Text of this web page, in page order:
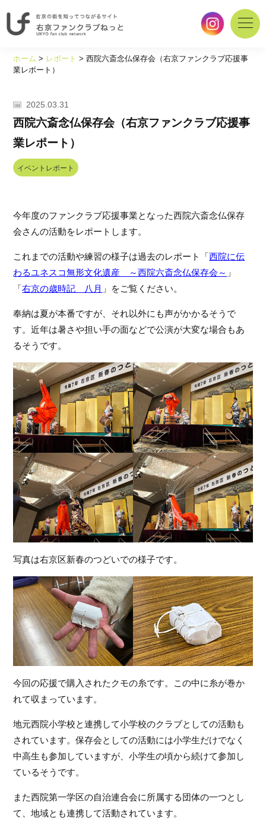
の
知
っ
つ
が
｜
京
フ
ク
ラ
ブ
っ
ホーム > レポート >西院六斎念仏保存会（右京ファンクラブ応援事
業レポート）
2025.03.31
西院六斎念仏保存会（右京ファンクラブ応援事
業レポート）
イベントレポート
今年度のファンクラブ応援事業となった西院六斎念仏保存
会さんの活動をレポートします。
これまでの活動や練習の様子は過去のレポート「西院に伝
わるユネスコ無形文化遺産　～西院六斎念仏保存会～ 」
「右京の歳時記　八月 」をご覧ください。
奉納は夏が本番ですが、それ以外にも声がかかるそうで
す。近年は暑さや担い手の面などで公演が大変な場合もあ
るそうです。
写真は右京区新春のつどいでの様子です。
今回の応援で購入されたクモの糸です。この中に糸が巻か
れて収まっています。
地元西院小学校と連携して小学校のクラブとしての活動も
されています。保存会としての活動には小学生だけでなく
中高生も参加していますが、小学生の頃から続けて参加し
ているそうです。
また西院第一学区の自治連合会に所属する団体の一つとし
て、地域とも連携して活動されています。